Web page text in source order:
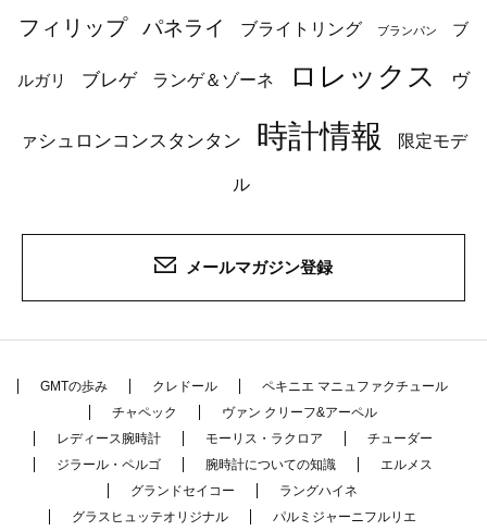
フィリップ
パネライ ブライトリング ブランパン ブ
ルガリ ブレゲ ランゲ＆ゾーネ ロレックス ヴ
ァシュロンコンスタンタン 時計情報 限定モデ
ル
メールマガジン登録
GMTの歩み クレドール
ペキニエ マニュファクチュール
チャペック
ヴァン クリーフ&アーペル
レディース腕時計
モーリス・ラクロア
チューダー
ジラール・ペルゴ
腕時計についての知識
エルメス
グランドセイコー
ラングハイネ
グラスヒュッテオリジナル
パルミジャーニフルリエ